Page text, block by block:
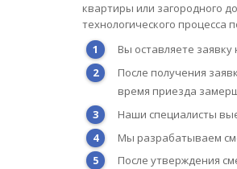
квартиры или загородного
технологического процесса
Вы оставляете
После получения
время приезда
Наши специалисты
Мы разрабатываем
После утверждения